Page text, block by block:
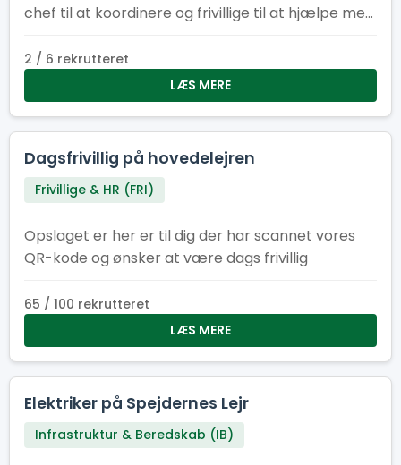
chef til at koordinere og frivillige til at hjælpe med
2 / 6 rekrutteret
LÆS MERE
Dagsfrivillig på hovedelejren
Frivillige & HR (FRI)
Opslaget er her er til dig der har scannet vores
QR-kode og ønsker at være dags frivillig
65 / 100 rekrutteret
LÆS MERE
Elektriker på Spejdernes Lejr
Infrastruktur & Beredskab (IB)